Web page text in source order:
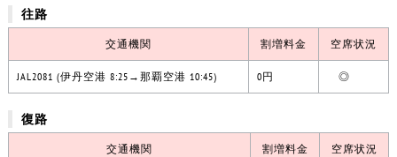
往路
交通機関 割増料金 空席状況
JAL2081 (伊丹空港 8:25→那覇空港 10:45) 0円 ◎
復路
交通機関 割増料金 空席状況